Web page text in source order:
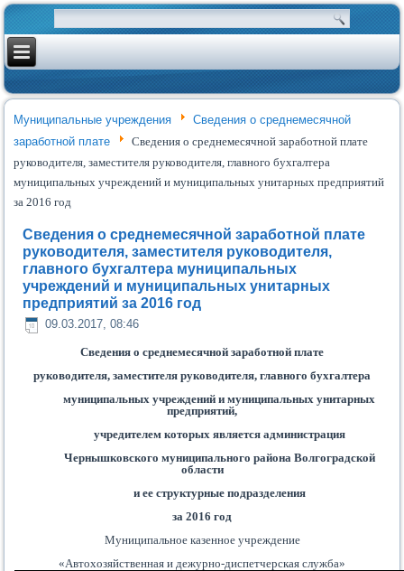
Муниципальные учреждения
Сведения о среднемесячной
заработной плате
Сведения о среднемесячной заработной плате
руководителя, заместителя руководителя, главного бухгалтера
муниципальных учреждений и муниципальных унитарных предприятий
за 2016 год
Сведения о среднемесячной заработной плате
руководителя, заместителя руководителя,
главного бухгалтера муниципальных
учреждений и муниципальных унитарных
предприятий за 2016 год
09.03.2017, 08:46
Сведения о среднемесячной заработной плате
руководителя, заместителя руководителя, главного бухгалтера
муниципальных учреждений и муниципальных унитарных
предприятий,
учредителем которых является администрация
Чернышковского муниципального района Волгоградской
области
и ее структурные подразделения
за 2016 год
Муниципальное казенное учреждение
«Автохозяйственная и дежурно-диспетчерская служба»